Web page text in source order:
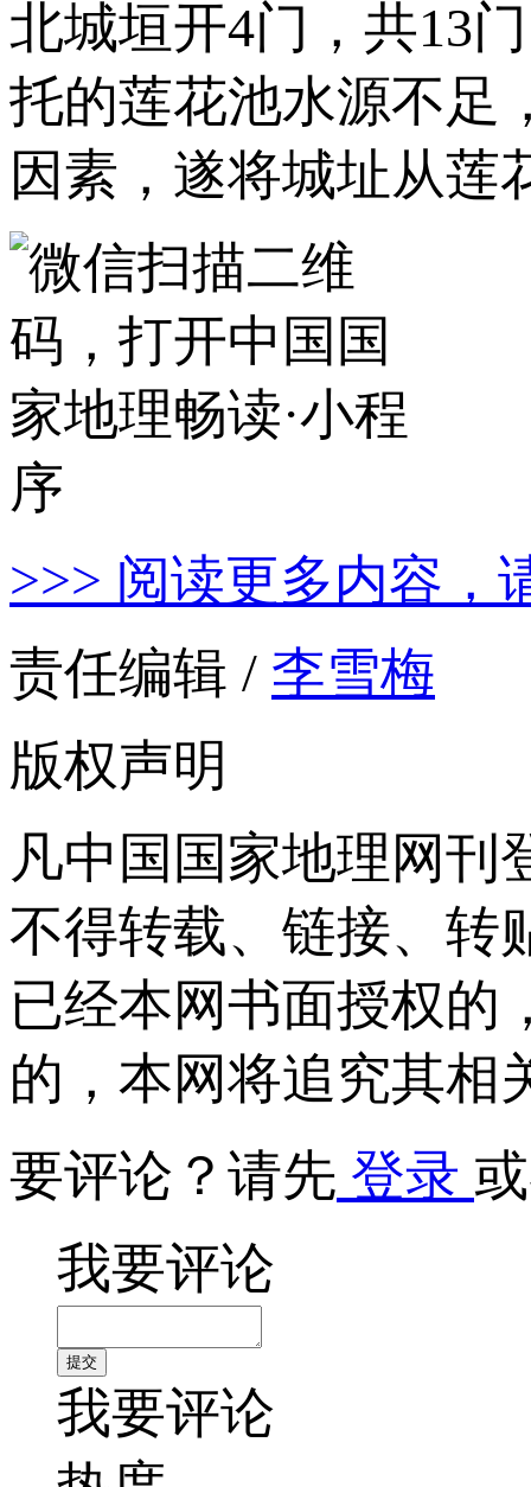
北城垣开4门，共13
托的莲花池水源不足
因素，遂将城址从莲
>>> 阅读更多内容，
责任编辑 / 李雪梅
版权声明
凡中国国家地理网刊
不得转载、链接、转
已经本网书面授权的
的，本网将追究其相
要评论？请先 登录
我要评论
我要评论